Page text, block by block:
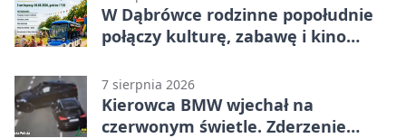
W Dąbrówce rodzinne popołudnie
połączy kulturę, zabawę i kino
7 sierpnia 2026
Kierowca BMW wjechał na
czerwonym świetle. Zderzenie